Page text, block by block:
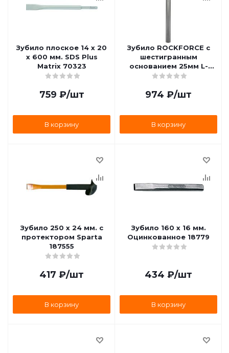
Зубило плоское 14 х 20
х 600 мм. SDS Plus
Matrix 70323
759 ₽/шт
В корзину
Зубило ROCKFORCE с
шестигранным
основанием 25мм L-
305мм в блистере RF-
974 ₽/шт
В корзину
Зубило 250 х 24 мм. с
протектором Sparta
187555
417 ₽/шт
В корзину
Зубило 160 х 16 мм.
Оцинкованное 18779
434 ₽/шт
В корзину